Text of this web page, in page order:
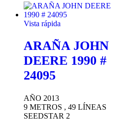
Vista rápida
ARAÑA JOHN
DEERE 1990 #
24095
AÑO 2013
9 METROS , 49 LÍNEAS
SEEDSTAR 2